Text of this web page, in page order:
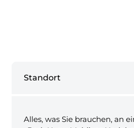
Standort
Alles, was Sie brauchen, an